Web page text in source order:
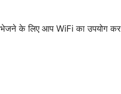
भेजने के लिए आप WiFi का उपयोग कर